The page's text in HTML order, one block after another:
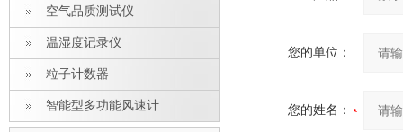
空气品质测试仪
温湿度记录仪
粒子计数器
智能型多功能风速计
您的单位：
您的姓名：